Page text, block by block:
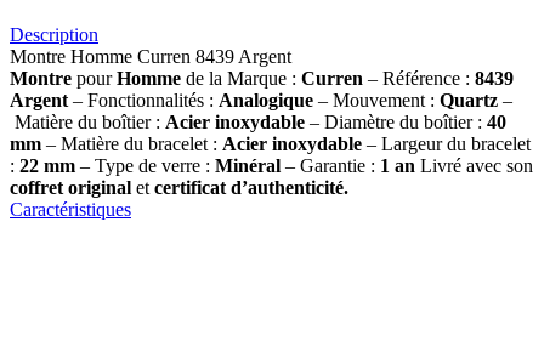
Description
Montre Homme Curren 8439 Argent
Montre pourHomme de la Marque : Curren – Référence : 8439
Argent – Fonctionnalités : Analogique – Mouvement : Quartz –
Matière du boîtier : Acier inoxydable – Diamètre du boîtier : 40
mm – Matière du bracelet : Acier inoxydable – Largeur du bracelet
: 22 mm – Type de verre : Minéral – Garantie : 1 an Livré avec son
coffret original et certificat d’authenticité.
Caractéristiques